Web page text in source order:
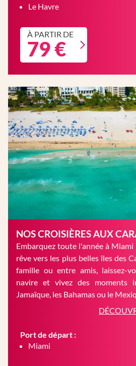
Le Havre
À PARTIR DE
79 €
NOS CROISIÈRES AUX
Embarquez toute l'année à
rêve vers les plus belles îles des
famille ou entre amis, laissez-
navire et vivez des moments
Jamaïque, les Bahamas ou le
Port de départ :
Miami